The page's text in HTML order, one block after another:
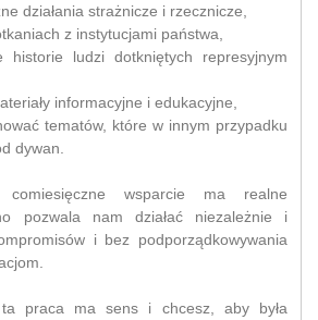
działania strażnicze i rzecznicze,
z instytucjami państwa,
historie ludzi dotkniętych represyjnym
informacyjne i edukacyjne,
tematów, które w innym przypadku
dywan.
comiesięczne wsparcie ma realne
pozwala nam działać niezależnie i
i bez podporządkowywania
praca ma sens i chcesz, aby była